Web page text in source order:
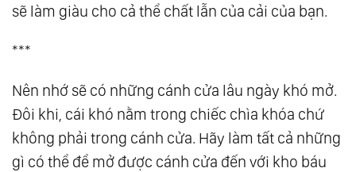
sẽ làm giàu cho cả thể chất lẫn của cải của bạn.
***
Nên nhớ sẽ có những cánh cửa lâu ngày khó mở.
Ðôi khi, cái khó nằm trong chiếc chìa khóa chứ
không phải trong cánh cửa. Hãy làm tất cả những
gì có thể để mở được cánh cửa đến với kho báu